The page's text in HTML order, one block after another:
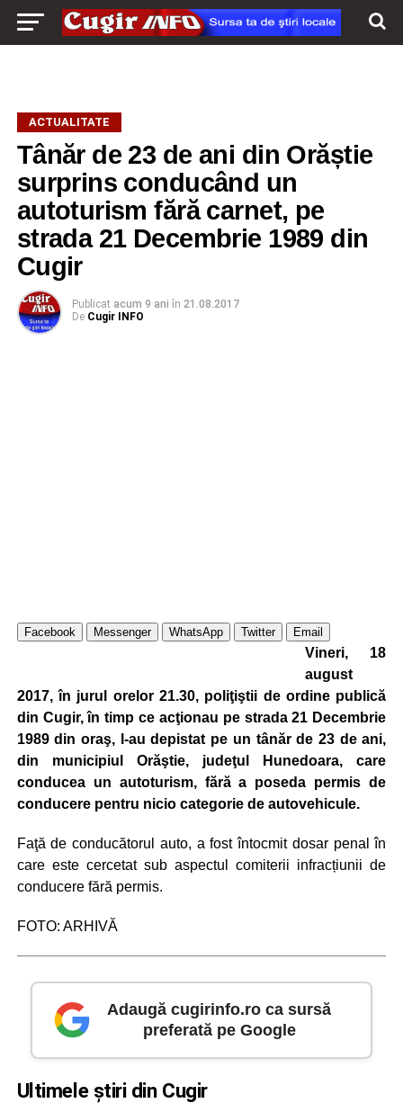
ACTUALITATE
Tânăr de 23 de ani din Orăștie
surprins conducând un
autoturism fără carnet, pe
strada 21 Decembrie 1989 din
Cugir
Publicat acum 9 ani în 21.08.2017
De Cugir INFO
Facebook Messenger WhatsApp Twitter Email
Vineri, 18
august
2017, în jurul orelor 21.30, poliţiştii de ordine publică
din Cugir, în timp ce acţionau pe strada 21 Decembrie
1989 din oraş, l-au depistat pe un tânăr de 23 de ani,
din municipiul Orăştie, judeţul Hunedoara, care
conducea un autoturism, fără a poseda permis de
conducere pentru nicio categorie de autovehicule.
Faţă de conducătorul auto, a fost întocmit dosar penal în
care este cercetat sub aspectul comiterii infracțiunii de
conducere fără permis.
FOTO: ARHIVĂ
Adaugă cugirinfo.ro ca sursă
preferată pe Google
Ultimele știri din Cugir